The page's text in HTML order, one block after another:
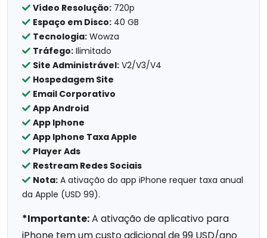
Vídeo Resolução: 720p
Espaço em Disco: 40 GB
Tecnologia: Wowza
Tráfego: Ilimitado
Site Administrável: V2/V3/V4
Hospedagem Site
Email Corporativo
App Android
App Iphone
App Iphone Taxa Apple
Player Ads
Restream Redes Sociais
Nota: A ativação do app iPhone requer taxa anual
da Apple (USD 99).
*Importante:A ativação de aplicativo para